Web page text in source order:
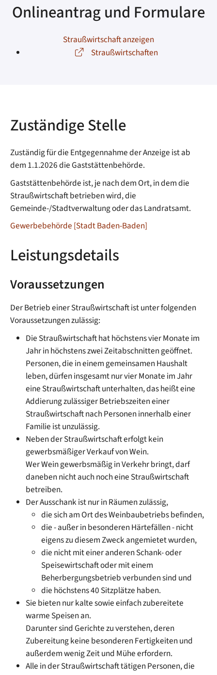
Onlineantrag und Formulare
Straußwirtschaft anzeigen
Straußwirtschaften
Zuständige Stelle
Zuständig für die Entgegennahme der Anzeige ist ab
dem 1.1.2026 die Gaststättenbehörde.
Gaststättenbehörde ist, je nach dem Ort, in dem die
Straußwirtschaft betrieben wird, die
Gemeinde-/Stadtverwaltung oder das Landratsamt.
Gewerbebehörde [Stadt Baden-Baden]
Leistungsdetails
Voraussetzungen
Der Betrieb einer Straußwirtschaft ist unter folgenden
Voraussetzungen zulässig:
Die Straußwirtschaft hat höchstens vier Monate im
Jahr in höchstens zwei Zeitabschnitten geöffnet.
Personen, die in einem gemeinsamen Haushalt
leben, dürfen insgesamt nur vier Monate im Jahr
eine Straußwirtschaft unterhalten, das heißt eine
Addierung zulässiger Betriebszeiten einer
Straußwirtschaft nach Personen innerhalb einer
Familie ist unzulässig.
Neben der Straußwirtschaft erfolgt kein
gewerbsmäßiger Verkauf von Wein.
Wer Wein gewerbsmäßig in Verkehr bringt, darf
daneben nicht auch noch eine Straußwirtschaft
betreiben.
Der Ausschank ist nur in Räumen zulässig,
die sich am Ort des Weinbaubetriebs befinden,
die - außer in besonderen Härtefällen - nicht
eigens zu diesem Zweck angemietet wurden,
die nicht mit einer anderen Schank- oder
Speisewirtschaft oder mit einem
Beherbergungsbetrieb verbunden sind und
die höchstens 40 Sitzplätze haben.
Sie bieten nur kalte sowie einfach zubereitete
warme Speisen an.
Darunter sind Gerichte zu verstehen, deren
Zubereitung keine besonderen Fertigkeiten und
außerdem wenig Zeit und Mühe erfordern.
Alle in der Straußwirtschaft tätigen Personen, die